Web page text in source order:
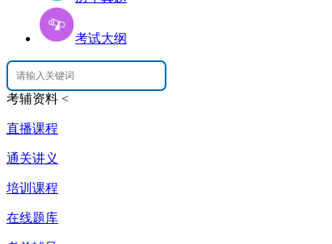
考试大纲
考辅资料 <
直播课程
通关讲义
培训课程
在线题库